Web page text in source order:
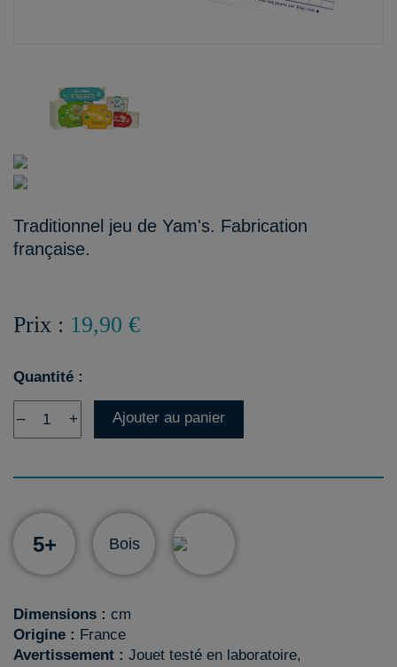
Traditionnel jeu de Yam's. Fabrication
française.
Prix : 19,90 €
Quantité :
– + Ajouter au panier
5+ Bois
Dimensions : cm
Origine : France
Avertissement : Jouet testé en laboratoire,